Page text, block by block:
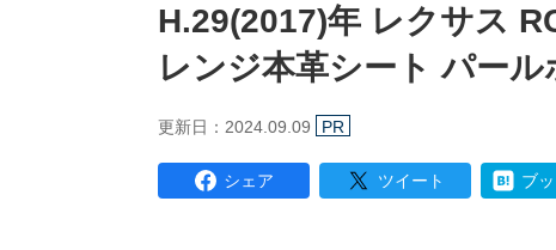
H.29(2017)年 レクサス
レンジ本革シート パー
更新日：2024.09.09 PR
シェア ツイート ブ